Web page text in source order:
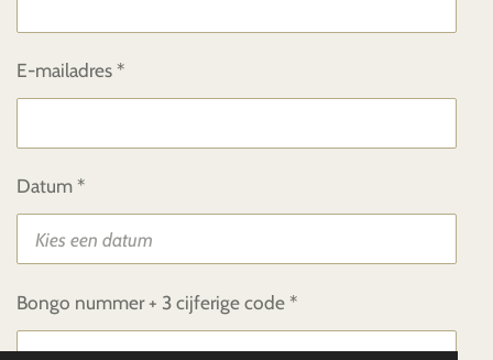
E-mailadres *
Datum *
Bongo nummer + 3 cijferige code *